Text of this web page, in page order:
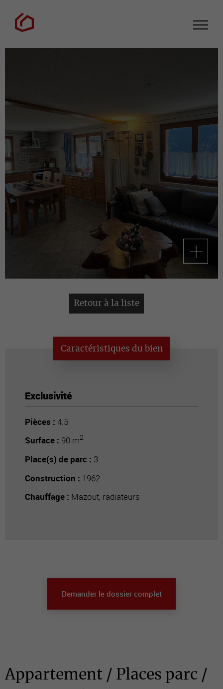
Retour à la liste
Caractéristiques du bien
Exclusivité
Pièces : 4.5
Surface : 90 m2
Place(s) de parc : 3
Construction : 1962
Chauffage : Mazout, radiateurs
Appartement / Places parc /
Demander le dossier complet